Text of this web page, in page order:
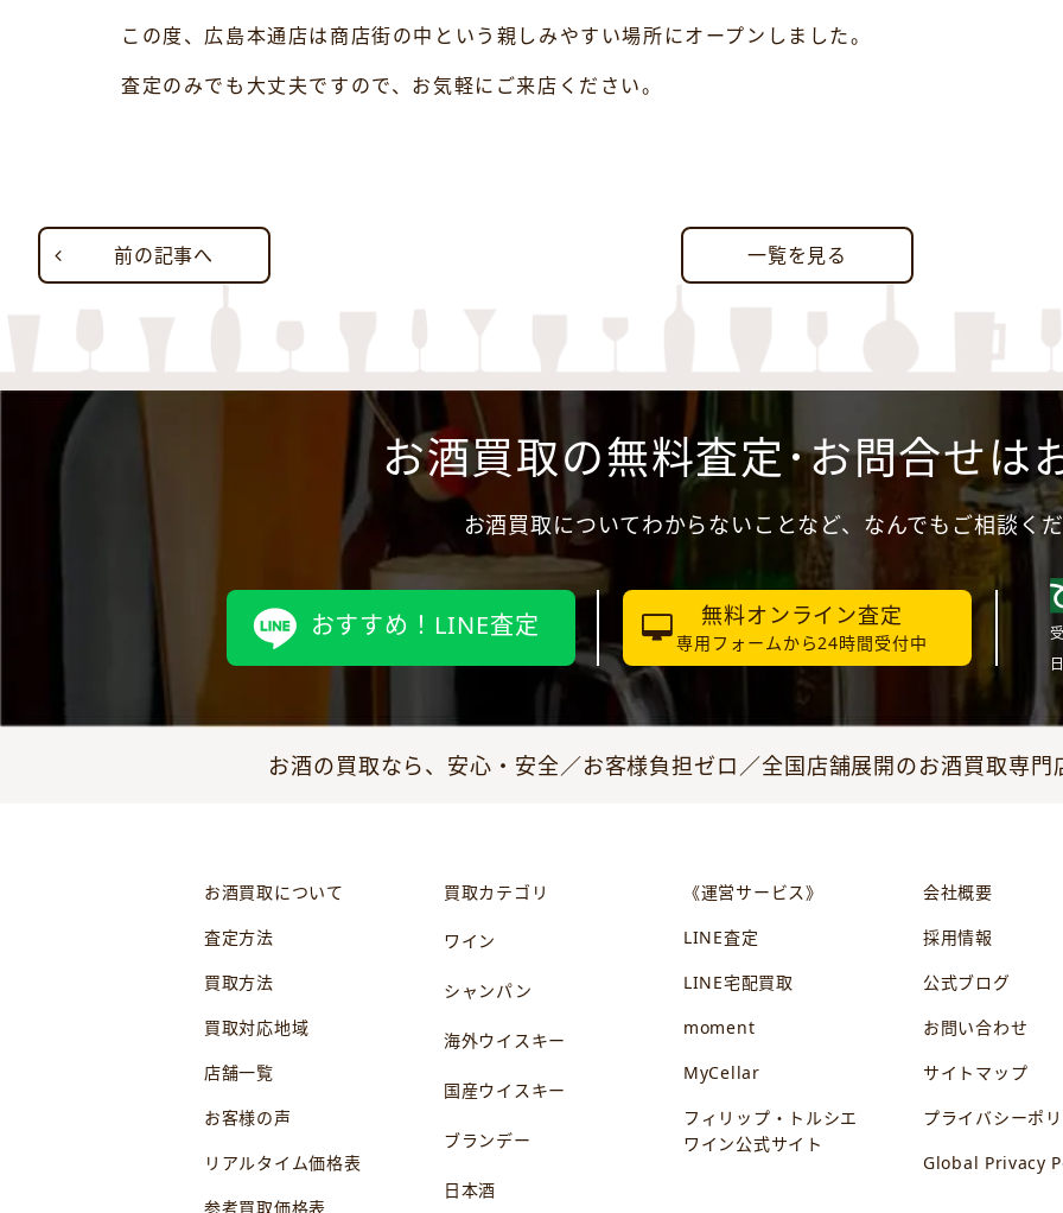
この度、広島本通店は商店街の中という親しみやすい場所にオープンしました。
査定のみでも大丈夫ですので、お気軽にご来店ください。
前の記事へ 一覧を見る
お酒買取の無料査定･お問合せは
お酒買取についてわからないことなど、なんでもご相談く
おすすめ！LINE査定 無料オンライン査定
専用フォームから24時間受付中
お酒の買取なら、安心・安全／お客様負担ゼロ／全国店舗展開のお酒買取専門
お酒買取について
査定方法
買取方法
買取対応地域
店舗一覧
お客様の声
リアルタイム価格表
参考買取価格表
買取カテゴリ
ワイン
シャンパン
海外ウイスキー
国産ウイスキー
ブランデー
日本酒
《運営サービス》
LINE査定
LINE宅配買取
moment
MyCellar
フィリップ・トルシエ
ワイン公式サイト
会社概要
採用情報
公式ブログ
お問い合わせ
サイトマップ
プライバシーポ
Global Privacy